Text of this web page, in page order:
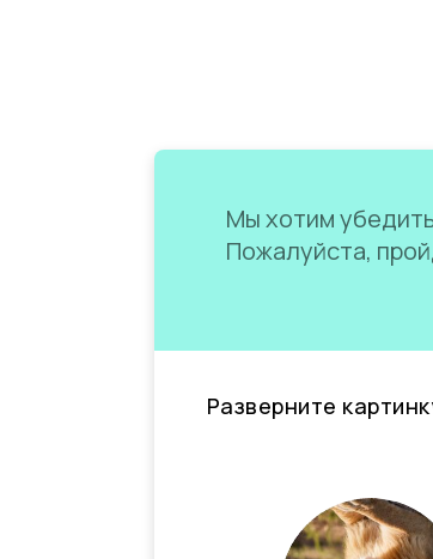
Мы хотим
Пожалуйста,
Разверните